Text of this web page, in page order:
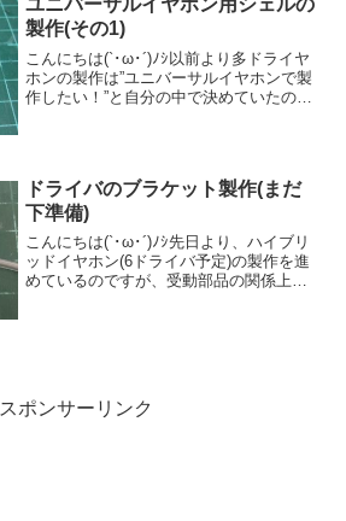
ユニバーサルイヤホン用シェルの
製作(その1)
こんにちは(`･ω･´)ﾉｼ以前より多ドライヤ
ホンの製作は”ユニバーサルイヤホンで製
作したい！”と自分の中で決めていたので
ドライバのブラケット製作(まだ
下準備)
こんにちは(`･ω･´)ﾉｼ先日より、ハイブリ
ッドイヤホン(6ドライバ予定)の製作を進
めているのですが、受動部品の関係上設
スポンサーリンク